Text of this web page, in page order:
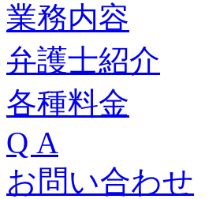
業務内容
弁護士紹介
各種料金
Q A
お問い合わせ